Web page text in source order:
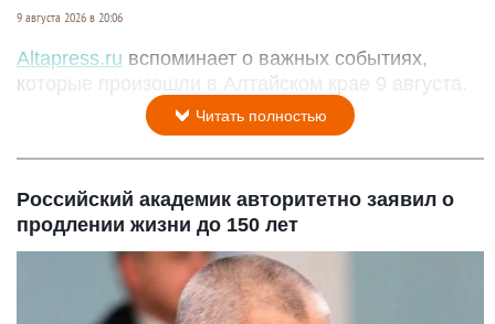
9 августа 2026 в 20:06
Altapress.ru вспоминает о важных событиях,
которые произошли в Алтайском крае 9 августа.
Читать полностью
Российский академик авторитетно заявил о
продлении жизни до 150 лет